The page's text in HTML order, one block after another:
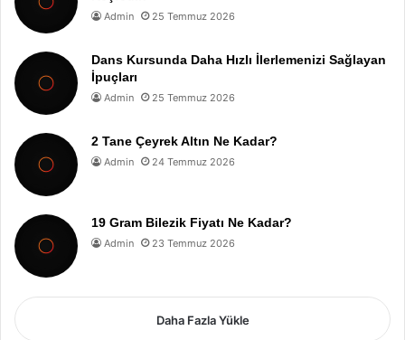
Admin 25 Temmuz 2026
Dans Kursunda Daha Hızlı İlerlemenizi Sağlayan
İpuçları
Admin 25 Temmuz 2026
2 Tane Çeyrek Altın Ne Kadar?
Admin 24 Temmuz 2026
19 Gram Bilezik Fiyatı Ne Kadar?
Admin 23 Temmuz 2026
Daha Fazla Yükle